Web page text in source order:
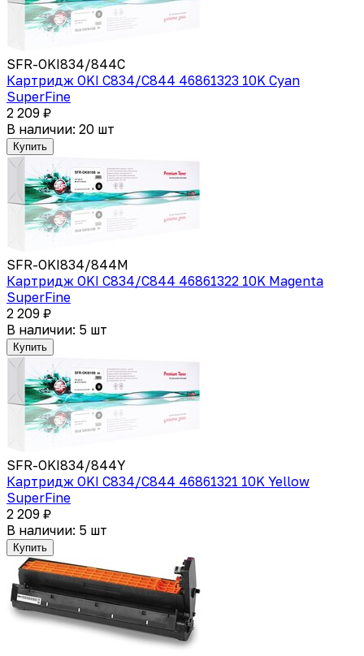
SFR-OKI834/844C
Картридж OKI C834/С844 46861323 10K Cyan
SuperFine
2 209 ₽
В наличии: 20 шт
Купить
SFR-OKI834/844M
Картридж OKI C834/С844 46861322 10K Magenta
SuperFine
2 209 ₽
В наличии: 5 шт
Купить
SFR-OKI834/844Y
Картридж OKI C834/С844 46861321 10K Yellow
SuperFine
2 209 ₽
В наличии: 5 шт
Купить